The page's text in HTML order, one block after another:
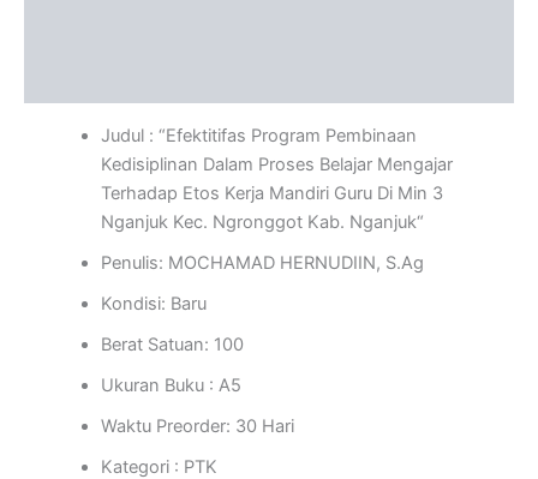
Judul : “Efektitifas Program Pembinaan
Kedisiplinan Dalam Proses Belajar Mengajar
Terhadap Etos Kerja Mandiri Guru Di Min 3
Nganjuk Kec. Ngronggot Kab. Nganjuk“
Penulis: MOCHAMAD HERNUDIIN, S.Ag
Kondisi: Baru
Berat Satuan: 100
Ukuran Buku : A5
Waktu Preorder: 30 Hari
Kategori : PTK